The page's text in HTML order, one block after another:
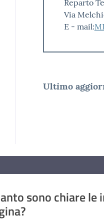
Reparto
Via
E - mail:
Ultimo
sono chiare